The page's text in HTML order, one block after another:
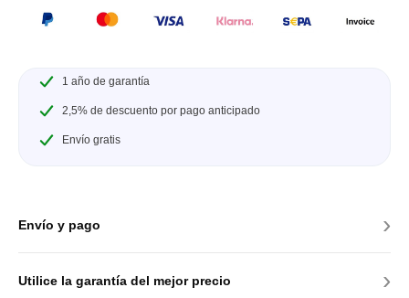
1 año de garantía
2,5% de descuento por pago anticipado
Envío gratis
Envío y pago ›
Utilice la garantía del mejor precio ›